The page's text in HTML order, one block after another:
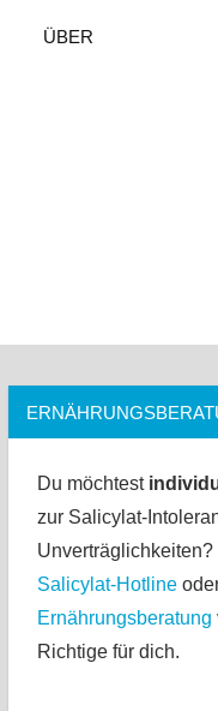
ÜBER
Du möchtest
zur Salicylat-
Salicylat-Hotline
Ernährungsberatung
Richtige für dich.